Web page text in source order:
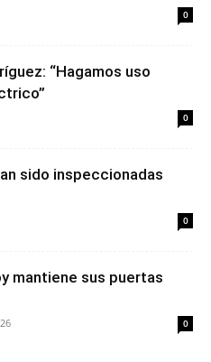
0
“Hagamos uso
0
sido inspeccionadas
0
mantiene sus puertas
0